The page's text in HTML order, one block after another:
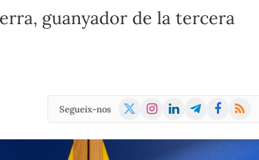
guanyador de la tercera
Segueix-nos
X
Instagram
LinkedInTelegramFacebook
RSS